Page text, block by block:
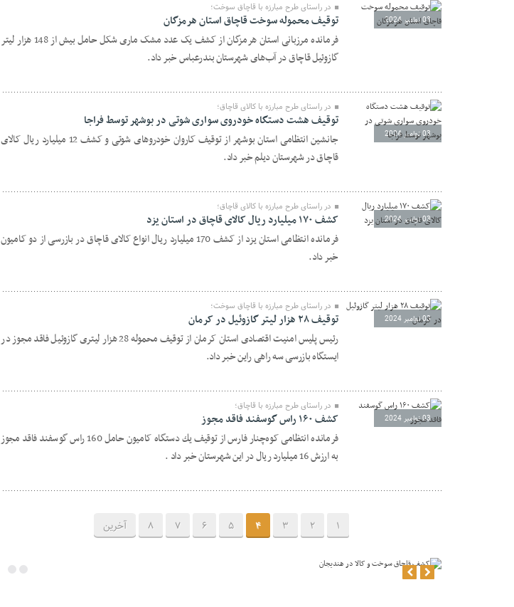
03 نوامبر 2024
در راستای طرح مبارزه با قاچاق سوخت؛
توقيف محموله سوخت قاچاق استان هرمزگان
فرمانده مرزبانی استان هرمزگان از کشف يک عدد مشک ماری شکل حامل بيش از 148 هزار ليتر
گازوئيل قاچاق در آب‌های شهرستان بندرعباس خبر داد.
03 نوامبر 2024
در راستای طرح مبارزه با کالای قاچاق؛
توقيف هشت دستگاه خودروی سواری شوتی در بوشهر توسط فراجا
جانشين انتظامی استان بوشهر از توقيف کاروان خودروهای شوتی و کشف 12 ميليارد ريال کالای
قاچاق در شهرستان ديلم خبر داد.
03 نوامبر 2024
در راستای طرح مبارزه با کالای قاچاق؛
کشف ۱۷۰ ميليارد ريال کالای قاچاق در استان یزد
فرمانده انتظامی استان یزد از کشف 170 ميليارد ريال انواع کالای قاچاق در بازرسی از دو کاميون
خبر داد.
03 نوامبر 2024
در راستای طرح مبارزه با قاچاق سوخت؛
توقيف ۲۸ هزار ليتر گازوئيل در کرمان
رئيس پليس امنيت اقتصادی استان کرمان از توقيف محموله 28 هزار ليتری گازوئيل فاقد مجوز در
ايستگاه بازرسی سه راهی راين خبر داد.
03 نوامبر 2024
در راستای طرح مبارزه با قاچاق؛
کشف ۱۶۰ راس گوسفند فاقد مجوز
فرمانده انتظامی کوه‌چنار فارس از توقيف يك دستگاه کاميون حامل 160 راس گوسفند فاقد مجوز
به ارزش 16 ميليارد ريال در اين شهرستان خبر داد .
1
2
3
4
5
6
7
8 آخرین